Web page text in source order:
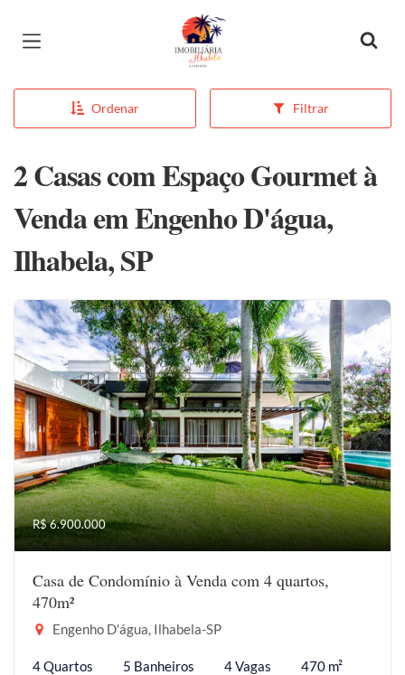
Página inicial
Ordenar Filtrar
2 Casas com Espaço Gourmet à
Venda em Engenho D'água,
Ilhabela, SP
R$ 6.900.000
Casa de Condomínio à Venda com 4 quartos,
470m²
Engenho D'água, Ilhabela-SP
4 Quartos 5 Banheiros 4 Vagas 470 m²